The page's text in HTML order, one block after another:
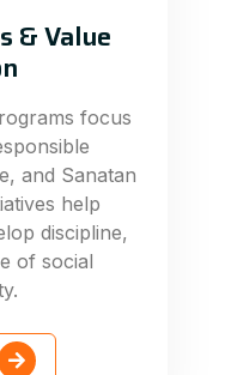
& Value
focus
and Sanatan
help
discipline,
of social